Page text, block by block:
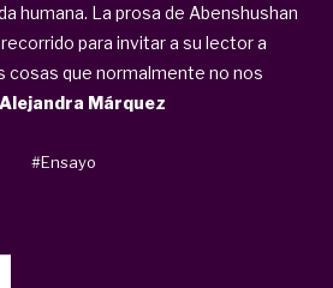
humana. La prosa de Abenshushan
para invitar a su lector a
cosas que normalmente no nos
Alejandra Márquez
#Ensayo